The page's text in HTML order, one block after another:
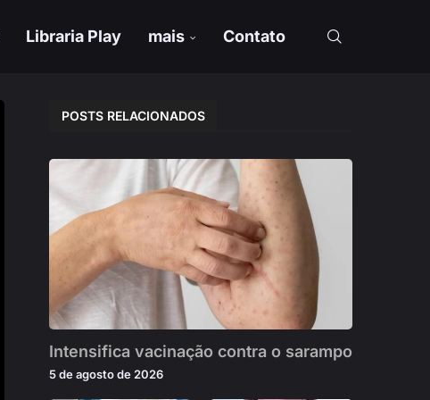
Libraria Play mais Contato
POSTS RELACIONADOS
Intensifica vacinação contra o sarampo
5 de agosto de 2026